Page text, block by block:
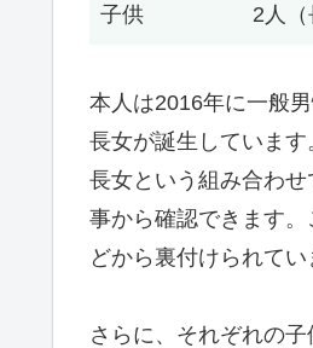
子供 2人（
本人は2016年に一般
長女が誕生していま
長女という組み合わ
事から確認できます
どから裏付けられてい
さらに、それぞれの